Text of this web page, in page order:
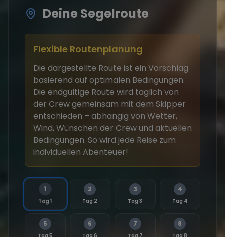
Deine Segelroute
Flexible Routenplanung
Die dargestellte Route ist ein Vorschlag
basierend auf optimalen Bedingungen.
Die endgültige Route wird täglich von
der Crew gemeinsam mit dem Skipper
entschieden – abhängig von Wetter,
Wind, Wünschen der Crew und aktuellen
Bedingungen. So wird jede Reise zum
individuellen Abenteuer!
1
Tag 1
2
Tag 2
3
Tag 3
4
Tag 4
5 6 7 8